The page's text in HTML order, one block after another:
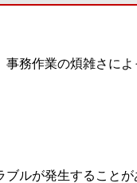
務作業の煩雑さに
ルが発生することが